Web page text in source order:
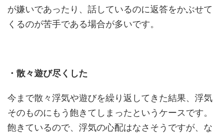
が嫌いであったり、話しているのに返答をかぶせて
くるのが苦手である場合が多いです。
・散々遊び尽くした
今まで散々浮気や遊びを繰り返してきた結果、浮気
そのものにもう飽きてしまったというケースです。
飽きているので、浮気の心配はなさそうですが、な